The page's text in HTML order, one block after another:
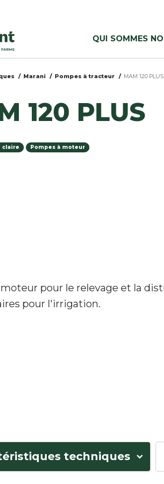
Marani Pompes à tracteur MAM 120 PLUS
120 PLUS
claire Pompes à moteur
pour le relevage et la
pour l'irrigation.
techniques
azienda
QUI SOMMES